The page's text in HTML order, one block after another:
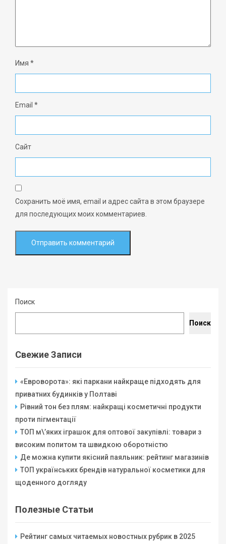
Имя *
Email *
Сайт
Сохранить моё имя, email и адрес сайта в этом браузере
для последующих моих комментариев.
Поиск
Поиск
Свежие Записи
«Евроворота»: які паркани найкраще підходять для
приватних будинків у Полтаві
Рівний тон без плям: найкращі косметичні продукти
проти пігментації
ТОП м\’яких іграшок для оптової закупівлі: товари з
високим попитом та швидкою оборотністю
Де можна купити якісний паяльник: рейтинг магазинів
ТОП українських брендів натуральної косметики для
щоденного догляду
Полезные Статьи
Рейтинг самых читаемых новостных рубрик в 2025